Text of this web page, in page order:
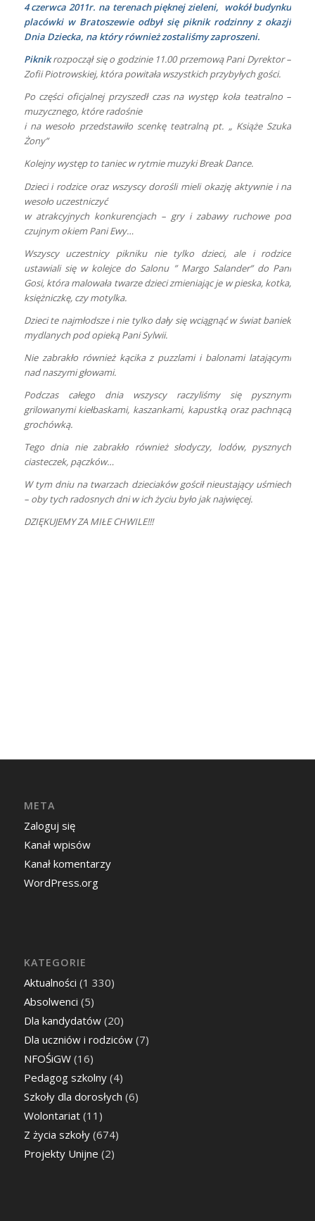
4 czerwca 2011r. na terenach pięknej zieleni, wokół budynku
placówki w Bratoszewie odbył się piknik rodzinny z okazji
Dnia Dziecka, na który również zostaliśmy zaproszeni.
Piknikrozpoczął się o godzinie 11.00 przemową Pani Dyrektor –
Zofii Piotrowskiej, która powitała wszystkich przybyłych gości.
Po części oficjalnej przyszedł czas na występ koła teatralno –
muzycznego, które radośnie
i na wesoło przedstawiło scenkę teatralną pt. „ Książe Szuka
Żony”
Kolejny występ to taniec w rytmie muzyki Break Dance.
Dzieci i rodzice oraz wszyscy dorośli mieli okazję aktywnie i na
wesoło uczestniczyć
w atrakcyjnych konkurencjach – gry i zabawy ruchowe pod
czujnym okiem Pani Ewy…
Wszyscy uczestnicy pikniku nie tylko dzieci, ale i rodzice
ustawiali się w kolejce do Salonu ” Margo Salander” do Pani
Gosi, która malowała twarze dzieci zmieniając je w pieska, kotka,
księżniczkę, czy motylka.
Dzieci te najmłodsze i nie tylko dały się wciągnąć w świat baniek
mydlanych pod opieką Pani Sylwii.
Nie zabrakło również kącika z puzzlami i balonami latającymi
nad naszymi głowami.
Podczas całego dnia wszyscy raczyliśmy się pysznymi
grilowanymi kiełbaskami, kaszankami, kapustką oraz pachnącą
grochówką.
Tego dnia nie zabrakło również słodyczy, lodów, pysznych
ciasteczek, pączków…
W tym dniu na twarzach dzieciaków gościł nieustający uśmiech
– oby tych radosnych dni w ich życiu było jak najwięcej.
DZIĘKUJEMY ZA MIŁE CHWILE!!!
META
Zaloguj się
Kanał wpisów
Kanał komentarzy
WordPress.org
KATEGORIE
Aktualności (1 330)
Absolwenci (5)
Dla kandydatów(20)
Dla uczniów i rodziców(7)
NFOŚiGW(16)
Pedagog szkolny(4)
Szkoły dla dorosłych (6)
Wolontariat(11)
Z życia szkoły(674)
Projekty Unijne (2)